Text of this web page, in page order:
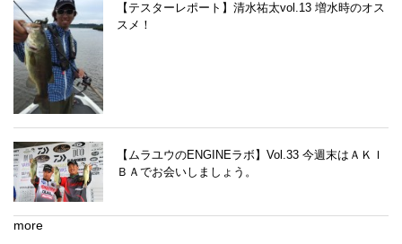
【テスターレポート】清水祐太vol.13 増水時のオス
スメ！
【ムラユウのENGINEラボ】Vol.33 今週末はＡＫＩ
ＢＡでお会いしましょう。
more